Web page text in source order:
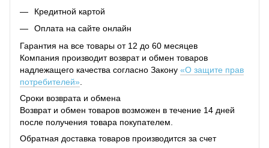
Кредитной картой
Оплата на сайте онлайн
Гарантия на все товары от 12 до 60 месяцев
Компания производит возврат и обмен товаров
надлежащего качества согласно Закону «О защите прав
потребителей»
Сроки возврата и обмена
Возврат и обмен товаров возможен в течение 14 дней
после получения товара покупателем.
Обратная доставка товаров производится за счет